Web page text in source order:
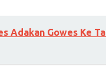
Adakan Gowes Ke